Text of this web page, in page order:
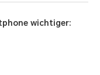
wichtiger: